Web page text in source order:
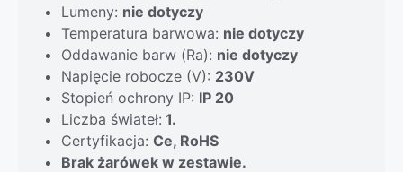
Lumeny: nie dotyczy
Temperatura barwowa: nie dotyczy
Oddawanie barw (Ra): nie dotyczy
Napięcie robocze (V): 230V
Stopień ochrony IP: IP 20
Liczba świateł: 1.
Certyfikacja: Ce, RoHS
Brak żarówek w zestawie.